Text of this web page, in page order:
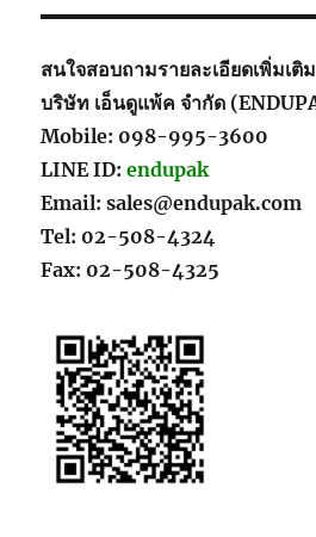
คือ
อะไร
สนใจสอบถามรายละเอียดเพิ่มเติม
บริษัท เอ็นดูแพ้ค จำกัด
Mobile: 098-995-3600
LINE ID:endupak
Email: sales@endupak.com
Tel: 02-508-4324
Fax: 02-508-4325